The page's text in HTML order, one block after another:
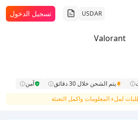
AR
USD تسجيل الدخول
Valorant
يتم الشحن خلال 30 دقائق
آمن
لملء المعلومات واكمل التعبئة